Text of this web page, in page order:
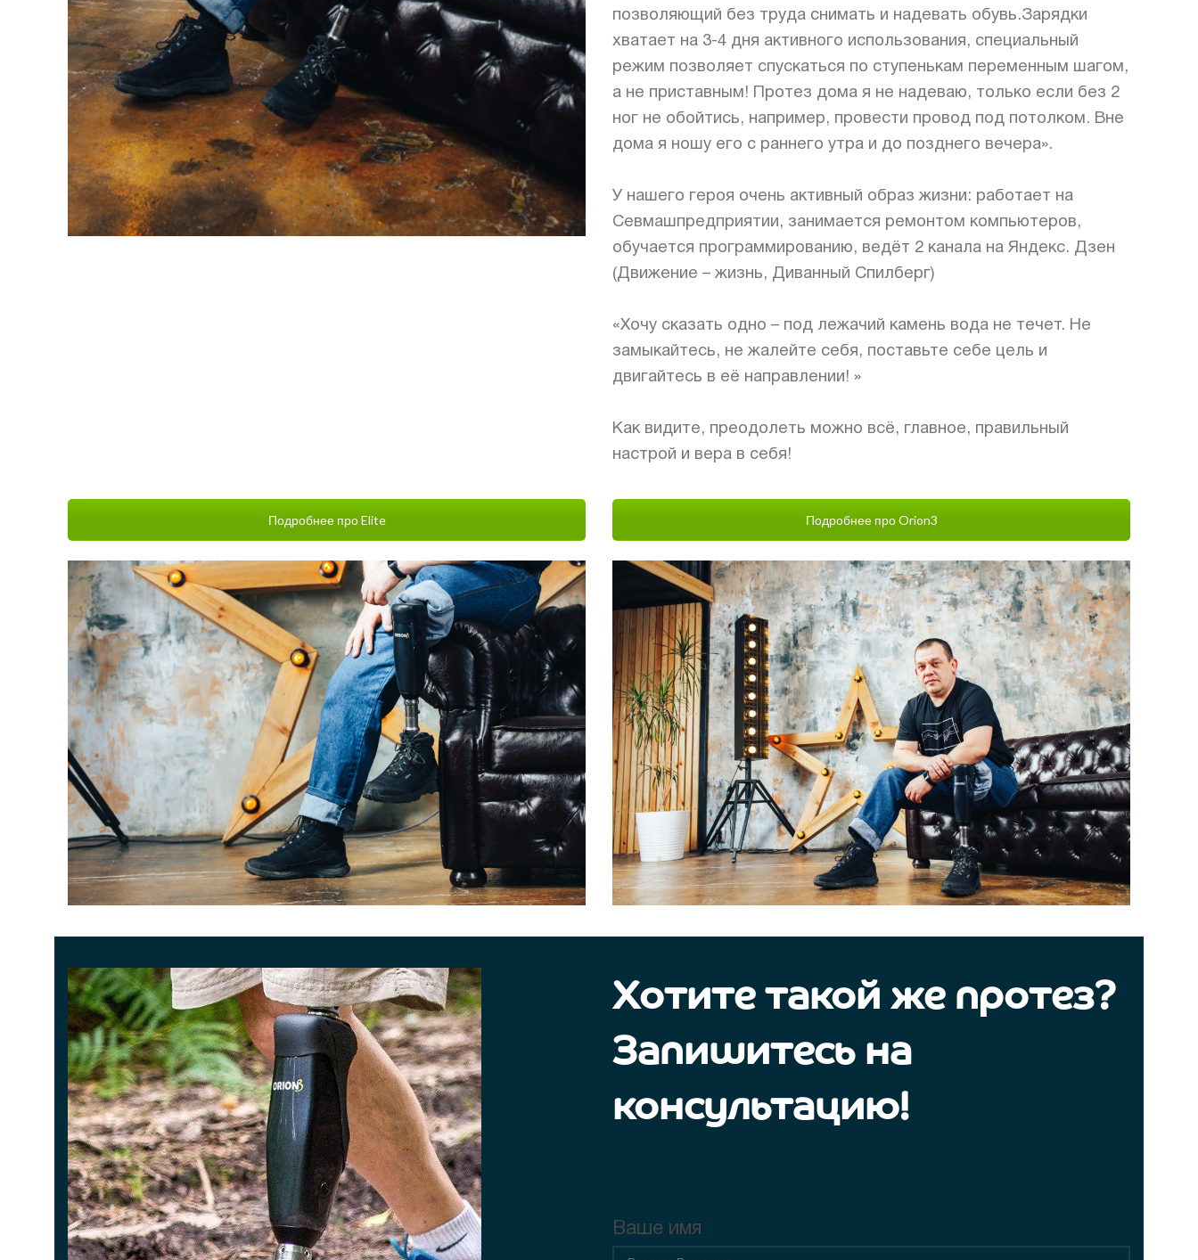
позволяющий без труда снимать и надевать обувь.Зарядки
хватает на 3-4 дня активного использования, специальный
режим позволяет спускаться по ступенькам переменным шагом,
а не приставным! Протез дома я не надеваю, только если без 2
ног не обойтись, например, провести провод под потолком. Вне
дома я ношу его с раннего утра и до позднего вечера».
У нашего героя очень активный образ жизни: работает на
Севмашпредприятии, занимается ремонтом компьютеров,
обучается программированию, ведёт 2 канала на Яндекс. Дзен
(Движение – жизнь, Диванный Спилберг)
«Хочу сказать одно – под лежачий камень вода не течет. Не
замыкайтесь, не жалейте себя, поставьте себе цель и
двигайтесь в её направлении! »
Как видите, преодолеть можно всё, главное, правильный
настрой и вера в себя!
Подробнее про Elite Подробнее про Orion3
Хотите такой же протез?
Запишитесь на
консультацию!
Ваше имя